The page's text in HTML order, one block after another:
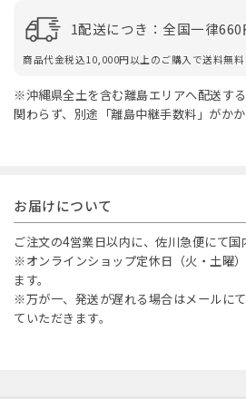
1配送につき：全国一律660
商品代金税込10,000円以上のご購入で送料無料
※沖縄県全土を含む離島エリアへ配送す
関わらず、別途「離島中継手数料」がかか
お届けについて
ご注文の4営業日以内に、佐川急便にて国
※オンラインショップ定休日（火・土曜
ます。
※万が一、発送が遅れる場合はメールに
ていただきます。